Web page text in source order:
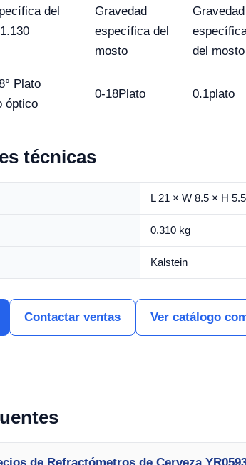
del
Gravedad
específica del
mosto
Gravedad
del mosto
Plato
óptico
0-18Plato 0.1plato
técnicas
L 21 × W 8.5 × H
0.310 kg
Kalstein
Contactar ventas Ver catálogo